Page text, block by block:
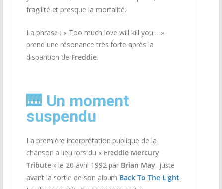
fragilité et presque la mortalité.
La phrase : « Too much love will kill you… »
prend une résonance très forte après la
disparition de Freddie.
🎹 Un moment
suspendu
La première interprétation publique de la
chanson a lieu lors du « Freddie Mercury
Tribute» le 20 avril 1992 par Brian May, juste
avant la sortie de son album Back To The Light.